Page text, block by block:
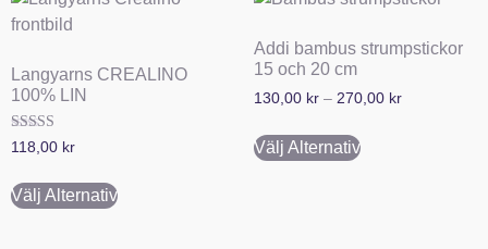
Langyarns CREALINO
100% LIN
Betygsatt
5.00
118,00 kr
Välj Alternativ
Addi bambus strumpstickor
15 och 20 cm
130,00 kr – 270,00 kr
Välj Alternativ